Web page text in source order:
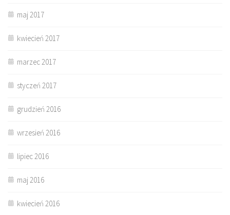
maj 2017
kwiecień 2017
marzec 2017
styczeń 2017
grudzień 2016
wrzesień 2016
lipiec 2016
maj 2016
kwiecień 2016